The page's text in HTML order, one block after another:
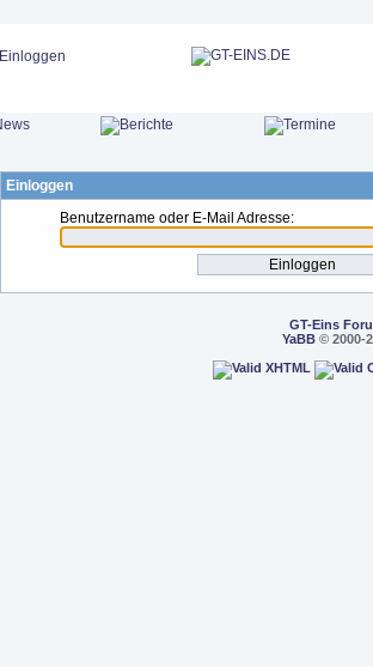
Einloggen
Einloggen
Benutzername oder E-Mail Adresse:
GT-Eins
YaBB© 2000-